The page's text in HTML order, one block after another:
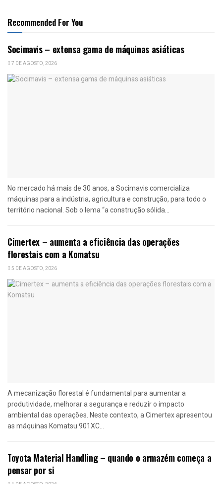
Recommended For You
Socimavis – extensa gama de máquinas asiáticas
7 DE AGOSTO, 2026
No mercado há mais de 30 anos, a Socimavis comercializa
máquinas para a indústria, agricultura e construção, para todo o
território nacional. Sob o lema “a construção sólida...
Cimertex – aumenta a eficiência das operações
florestais com a Komatsu
5 DE AGOSTO, 2026
A mecanização florestal é fundamental para aumentar a
produtividade, melhorar a segurança e reduzir o impacto
ambiental das operações. Neste contexto, a Cimertex apresentou
as máquinas Komatsu 901XC...
Toyota Material Handling – quando o armazém começa a
pensar por si